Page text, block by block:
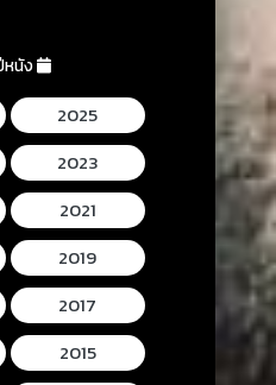
Mortal Kombat II
(2026) มอร์ทัล คอม
แบท 2
Lee
Mummy
โครนิน เดอ
หนัง
2025
2023
2021
2019
2017
2015